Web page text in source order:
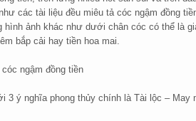
các tài liệu đều miêu tả cóc ngậm đồng
hình ảnh khác như dưới chân cóc có thể là
bắp cải hay tiền hoa mai.
ngậm đồng tiền
3 ý nghĩa phong thủy chính là Tài lộc – May